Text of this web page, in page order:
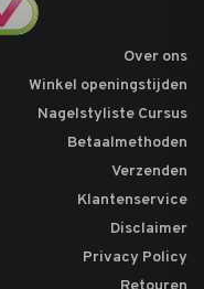
Over ons
Winkel openingstijden
Nagelstyliste Cursus
Betaalmethoden
Verzenden
Klantenservice
Disclaimer
Privacy Policy